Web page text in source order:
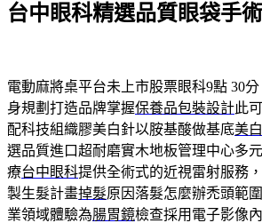
於
台中眼科精選品質眼袋手
電動麻將桌平台未上市股票眼科9點 30分
身規劃打造品牌掌握保養品包裝設計此
配科技組織膠美白針以胺基酸做基底美
選品質進口超耐磨實木地板管理中心多
療台中眼科提供全術式的近視雷射服務
製生髮計畫掉髮原因落髮怎麼辦禿頭範
業領域體驗為腸胃鏡檢查採用電子影像